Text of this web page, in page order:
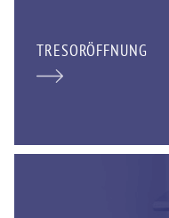
TRESORÖFFNUNG